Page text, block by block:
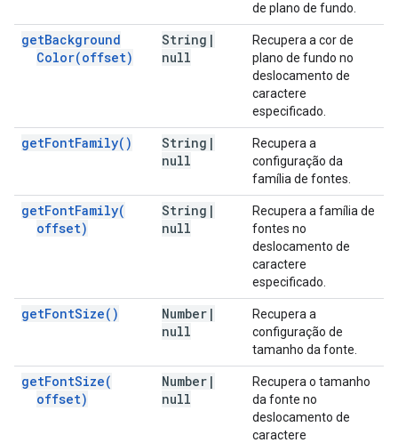
de plano de fundo.
getBackground
Color(offset)
String |
null
Recupera a cor de
plano de fundo no
deslocamento de
caractere
especificado.
getFontFamily( ) String |
null
Recupera a
configuração da
família de fontes.
getFontFamily(
offset)
String |
null
Recupera a família de
fontes no
deslocamento de
caractere
especificado.
getFontSize( ) Number |
null
Recupera a
configuração de
tamanho da fonte.
getFontSize(
offset)
Number |
null
Recupera o tamanho
da fonte no
deslocamento de
caractere